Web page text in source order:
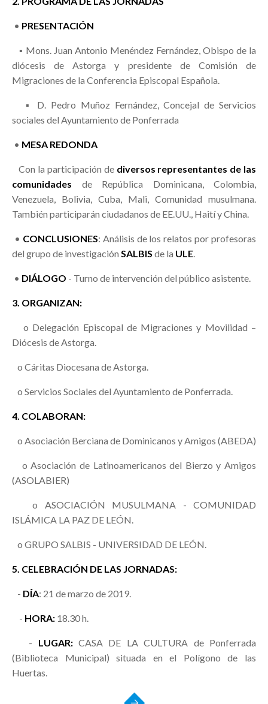
• PRESENTACIÓN
▪ Mons. Juan Antonio Menéndez Fernández, Obispo de la
diócesis de Astorga y presidente de Comisión de
Migraciones de la Conferencia Episcopal Española.
▪ D. Pedro Muñoz Fernández, Concejal de Servicios
sociales del Ayuntamiento de Ponferrada
• MESA REDONDA
Con la participación de diversos representantes de las
comunidades de República Dominicana, Colombia,
Venezuela, Bolivia, Cuba, Mali, Comunidad musulmana.
También participarán ciudadanos de EE.UU., Haití y China.
• CONCLUSIONES: Análisis de los relatos por profesoras
del grupo de investigación SALBIS de la ULE.
• DIÁLOGO - Turno de intervención del público asistente.
3. ORGANIZAN:
o Delegación Episcopal de Migraciones y Movilidad –
Diócesis de Astorga.
o Cáritas Diocesana de Astorga.
o Servicios Sociales del Ayuntamiento de Ponferrada.
4. COLABORAN:
o Asociación Berciana de Dominicanos y Amigos (ABEDA)
o Asociación de Latinoamericanos del Bierzo y Amigos
(ASOLABIER)
o ASOCIACIÓN MUSULMANA - COMUNIDAD
ISLÁMICA LA PAZ DE LEÓN.
o GRUPO SALBIS - UNIVERSIDAD DE LEÓN.
5. CELEBRACIÓN DE LAS JORNADAS:
- DÍA: 21 de marzo de 2019.
- HORA: 18.30 h.
- LUGAR:CASA DE LA CULTURA de Ponferrada
(Biblioteca Municipal) situada en el Polígono de las
Huertas.